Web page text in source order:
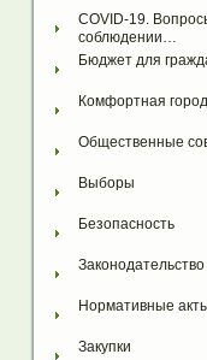
COVID-19.
соблюдении…
Бюджет для
Комфортная
Общественные
Выборы
Безопасность
Законодательство
Нормативные
Закупки